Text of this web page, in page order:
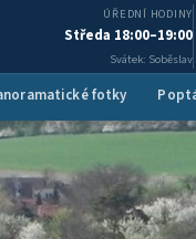
ÚŘEDNÍ HODINY
Středa 18:00–19:00
Svátek: Soběslav
fotky